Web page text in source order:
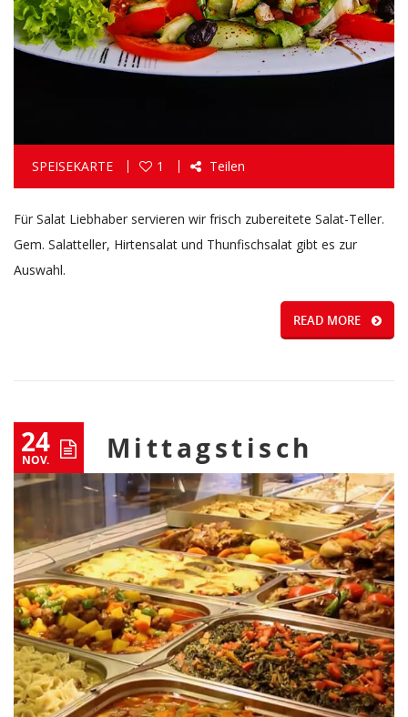
SPEISEKARTE 1 Teilen
Für Salat Liebhaber servieren wir frisch zubereitete Salat-Teller.
Gem. Salatteller, Hirtensalat und Thunfischsalat gibt es zur
Auswahl.
READ MORE
24
NOV. Mittagstisch